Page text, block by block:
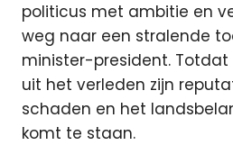
politicus met ambitie en
weg naar een stralende
minister-president. Totdat
uit het verleden zijn
schaden en het
komt te staan.